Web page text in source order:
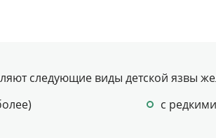
следующие виды детской язвы
с